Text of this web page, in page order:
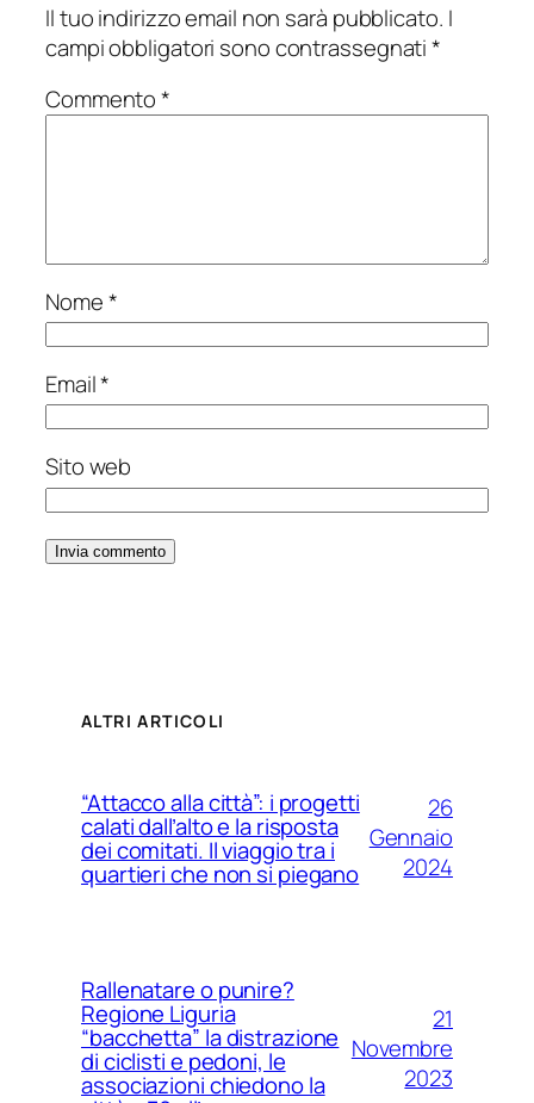
Il tuo indirizzo email non sarà pubblicato. I
campi obbligatori sono contrassegnati*
Commento*
Nome*
Email*
Sito web
ALTRI ARTICOLI
“Attacco alla città”: i progetti
calati dall’alto e la risposta
dei comitati. Il viaggio tra i
quartieri che non si piegano
26
Gennaio
2024
Rallenatare o punire?
Regione Liguria
“bacchetta” la distrazione
di ciclisti e pedoni, le
associazioni chiedono la
21
Novembre
2023